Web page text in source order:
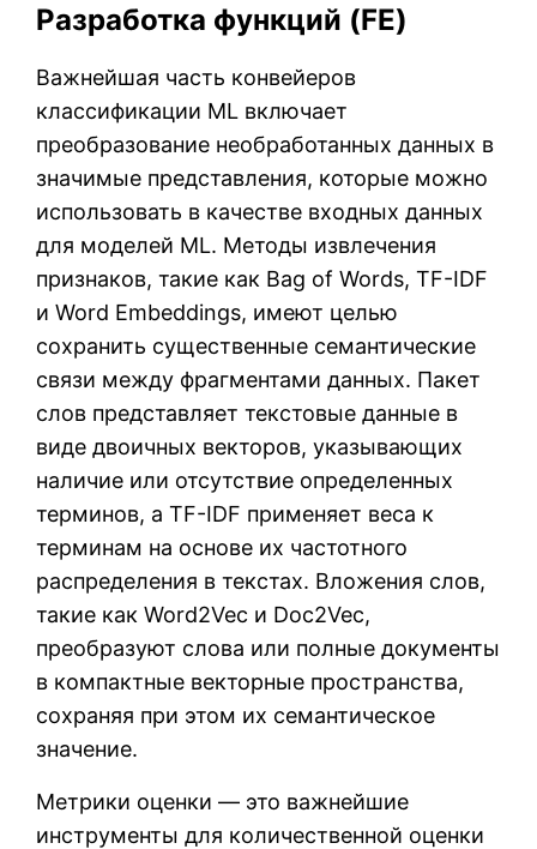
Разработка функций (FE)
Важнейшая часть конвейеров
классификации ML включает
преобразование необработанных данных в
значимые представления, которые можно
использовать в качестве входных данных
для моделей ML. Методы извлечения
признаков, такие как Bag of Words, TF-IDF
и Word Embeddings, имеют целью
сохранить существенные семантические
связи между фрагментами данных. Пакет
слов представляет текстовые данные в
виде двоичных векторов, указывающих
наличие или отсутствие определенных
терминов, а TF-IDF применяет веса к
терминам на основе их частотного
распределения в текстах. Вложения слов,
такие как Word2Vec и Doc2Vec,
преобразуют слова или полные документы
в компактные векторные пространства,
сохраняя при этом их семантическое
значение.
Метрики оценки — это важнейшие
инструменты для количественной оценки